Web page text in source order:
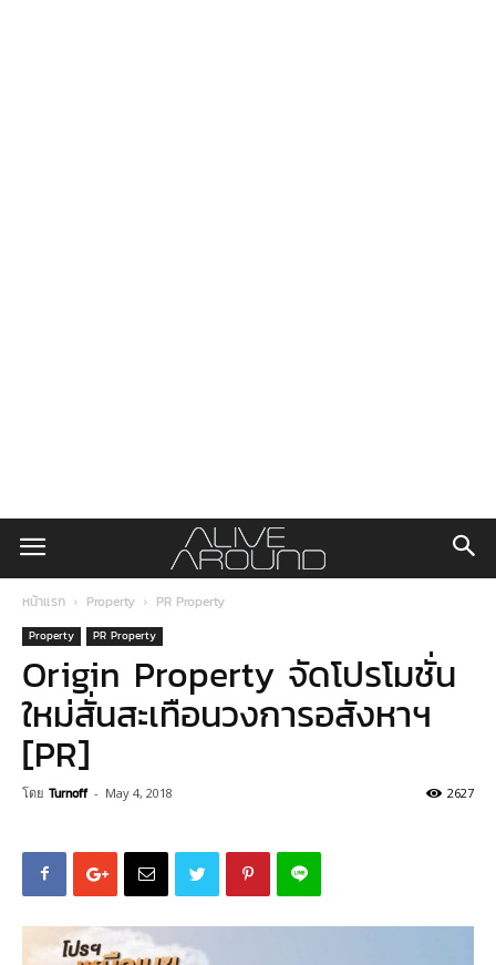
หน้าแรก Property PR Property
Property PR Property
Origin Property จัดโปรโมชั่น
ใหม่สั่นสะเทือนวงการอสังหาฯ
[PR]
โดย Turnoff - May 4, 2018 2627